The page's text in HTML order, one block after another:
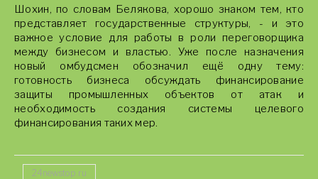
Шохин, по словам Белякова, хорошо знаком тем, кто
представляет государственные структуры, - и это
важное условие для работы в роли переговорщика
между бизнесом и властью. Уже после назначения
новый омбудсмен обозначил ещё одну тему:
готовность бизнеса обсуждать финансирование
защиты промышленных объектов от атак и
необходимость создания системы целевого
финансирования таких мер.
24newstop.ru